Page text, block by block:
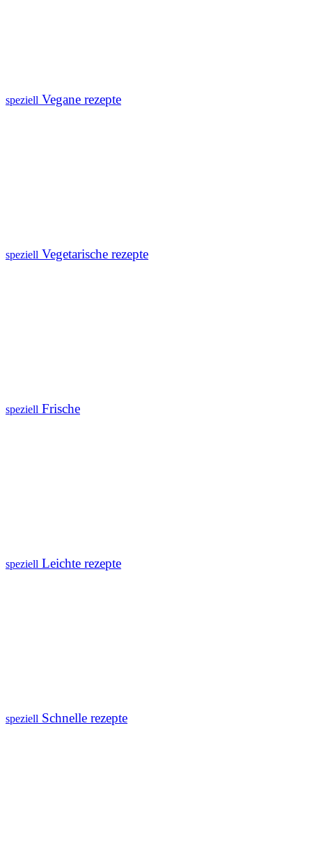
speziell Vegane rezepte
speziell Vegetarische rezepte
speziell Frische
speziell Leichte rezepte
speziell Schnelle rezepte